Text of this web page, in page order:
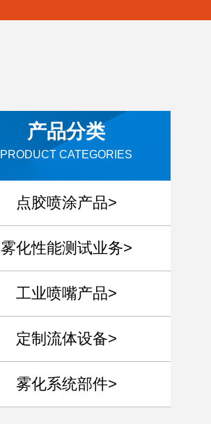
产品分类
PRODUCT CATEGORIES
点胶喷涂产品>
雾化性能测试业务>
工业喷嘴产品>
定制流体设备>
雾化系统部件>